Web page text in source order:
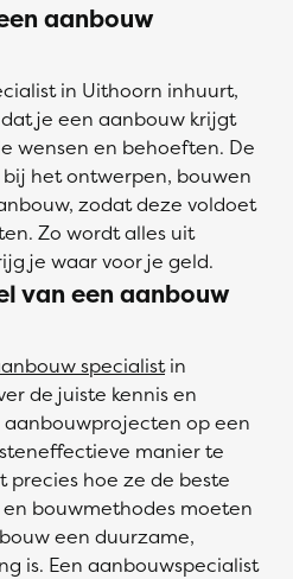
aanbouw
in Uithoorn inhuurt,
je een aanbouw krijgt
wensen en behoeften. De
het ontwerpen, bouwen
zodat deze voldoet
Zo wordt alles uit
je waar voor je geld.
van een aanbouw
specialistin
de juiste kennis en
op een
manier te
hoe ze de beste
bouwmethodes moeten
een duurzame,
is. Een aanbouwspecialist